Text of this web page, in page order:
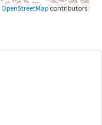
OpenStreetMapcontributors